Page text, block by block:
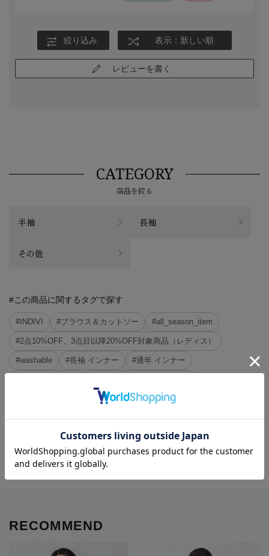
絞り込み 表示：新しい順
レビューを書く
CATEGORY
商品を絞る
半袖 長袖
その他
#この商品に関するタグで探す
#INDIVI #ブラウス＆カットソー #all_season_item
#2点10%OFF、3点目以降20%OFF対象商品（レディス）
#washable #長袖 インナー #通年 インナー
#洗える ブラウス
#インナー はじめての出勤日 #インナー すっきり
#ジャケット すっきり #インナー タック
※クリックするとタグに関連した商品が表示されます。
RECOMMEND